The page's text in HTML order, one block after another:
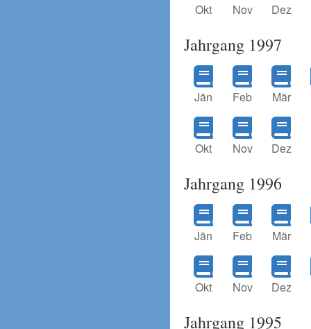
Okt Nov Dez
Jahrgang 1997
Jän Feb Mär
Okt Nov Dez
Jahrgang 1996
Jän Feb Mär
Okt Nov Dez
Jahrgang 1995